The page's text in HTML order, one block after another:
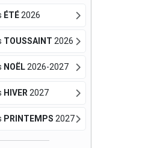
ÉTÉ2026
TOUSSAINT 2026
NOËL2026-2027
HIVER 2027
PRINTEMPS 2027